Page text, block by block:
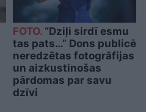
FOTO.“Dziļi sirdī esmu
tas pats…” Dons publicē
neredzētas fotogrāfijas
un aizkustinošas
pārdomas par savu
dzīvi